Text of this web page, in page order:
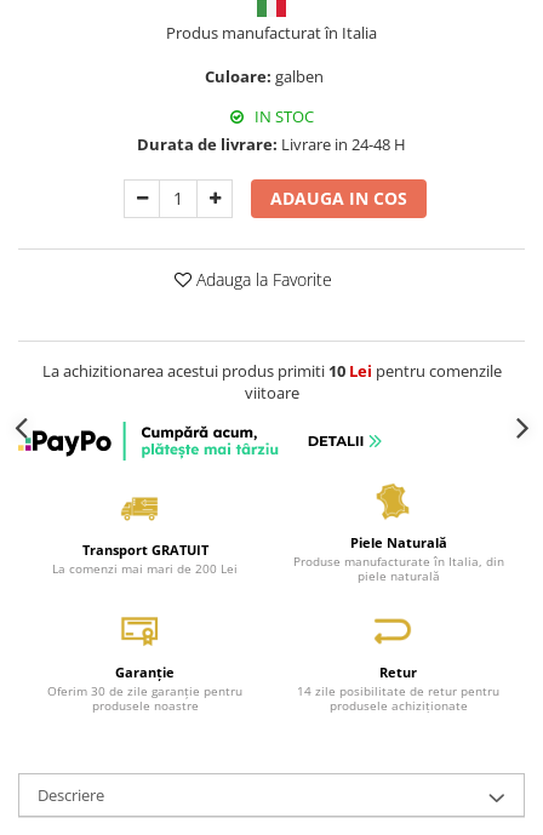
Produs manufacturat în Italia
Culoare: galben
IN STOC
Durata de livrare: Livrare in 24-48 H
ADAUGA IN COS
Adauga la Favorite
La achizitionarea acestui produs primiti 10 Lei pentru comenzile
viitoare
Transport GRATUIT
La comenzi mai mari de 200 Lei
Piele Naturală
Produse manufacturate în Italia, din
piele naturală
Garanție
Oferim 30 de zile garanție pentru
produsele noastre
Retur
14 zile posibilitate de retur pentru
produsele achiziționate
Descriere